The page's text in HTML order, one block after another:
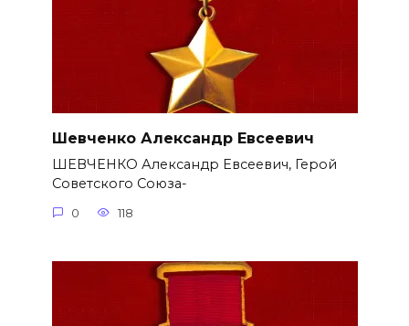
Шевченко Александр Евсеевич
ШЕВЧЕНКО Александр Евсеевич, Герой
Советского Союза-
0 118